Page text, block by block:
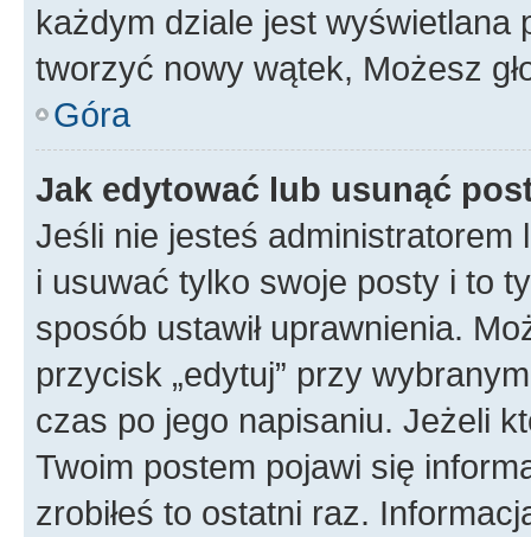
każdym dziale jest wyświetlana
tworzyć nowy wątek, Możesz
Góra
Jak edytować lub usunąć
Jeśli nie jesteś
i usuwać tylko swoje posty i to
sposób ustawił uprawnienia.
przycisk „edytuj” przy
czas po jego napisaniu. Jeżeli
Twoim postem pojawi się
zrobiłeś to ostatni raz.